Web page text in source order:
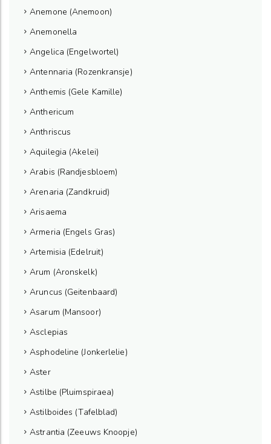
Anemone (Anemoon)
Anemonella
Angelica (Engelwortel)
Antennaria (Rozenkransje)
Anthemis (Gele Kamille)
Anthericum
Anthriscus
Aquilegia (Akelei)
Arabis (Randjesbloem)
Arenaria (Zandkruid)
Arisaema
Armeria (Engels Gras)
Artemisia (Edelruit)
Arum (Aronskelk)
Aruncus (Geitenbaard)
Asarum (Mansoor)
Asclepias
Asphodeline (Jonkerlelie)
Aster
Astilbe (Pluimspiraea)
Astilboides (Tafelblad)
Astrantia (Zeeuws Knoopje)